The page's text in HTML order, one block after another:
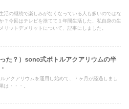
活の継続で楽しみがなくなっている人も多いのではな
？今回はテレビを捨てて１年間生活した、私自身の生
リットデメリットについて、記事にしました。
った？）sono式ボトルアクアリウムの半
アクアリウムを運用し始めて、７ヶ月が経過しまし
は・・・。